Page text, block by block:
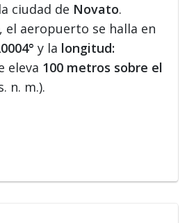
ciudad de Novato.
el aeropuerto se halla en
y la longitud:
eleva 100 metros sobre el
n. m.).